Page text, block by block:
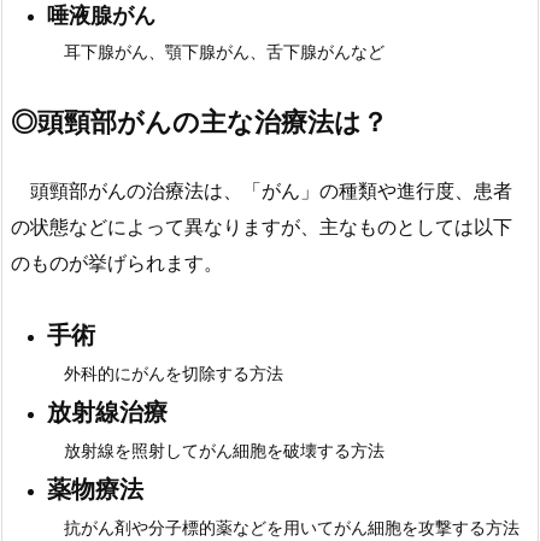
唾液腺がん
耳下腺がん、顎下腺がん、舌下腺がんなど
◎頭頸部がんの主な治療法は？
頭頸部がんの治療法は、「がん」の種類や進行度、患者
の状態などによって異なりますが、主なものとしては以下
のものが挙げられます。
手術
外科的にがんを切除する方法
放射線治療
放射線を照射してがん細胞を破壊する方法
薬物療法
抗がん剤や分子標的薬などを用いてがん細胞を攻撃する方法